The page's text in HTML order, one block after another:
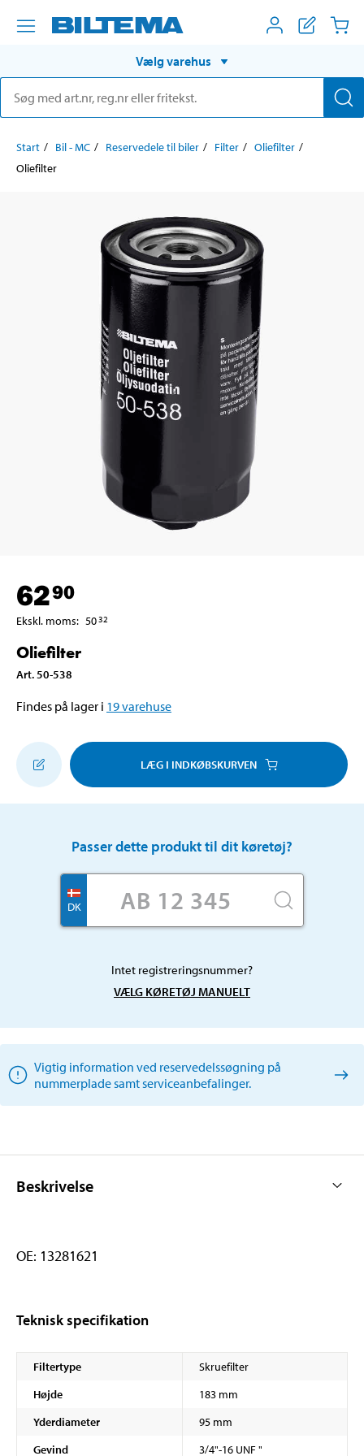
Vælg varehus
Start Bil - MC Reservedele til biler Filter
Oliefilter
Oliefilter
6290
Ekskl. moms: 5032
Oliefilter
Art. 50-538
Findes på lager i 19varehuse
LÆG I INDKØBSKURVEN
Passer dette produkt til dit køretøj?
DK
Intet registreringsnummer?
VÆLG KØRETØJ MANUELT
Vigtig information ved reservedelssøgning på
nummerplade samt serviceanbefalinger.
Beskrivelse
OE: 13281621
Teknisk specifikation
Filtertype
Skruefilter
Højde
183 mm
Yderdiameter
95 mm
Gevind
3/4"-16 UNF "